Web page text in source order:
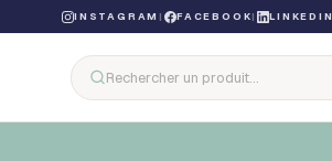
INSTAGRAM | FACEBOOK | LINKEDIN